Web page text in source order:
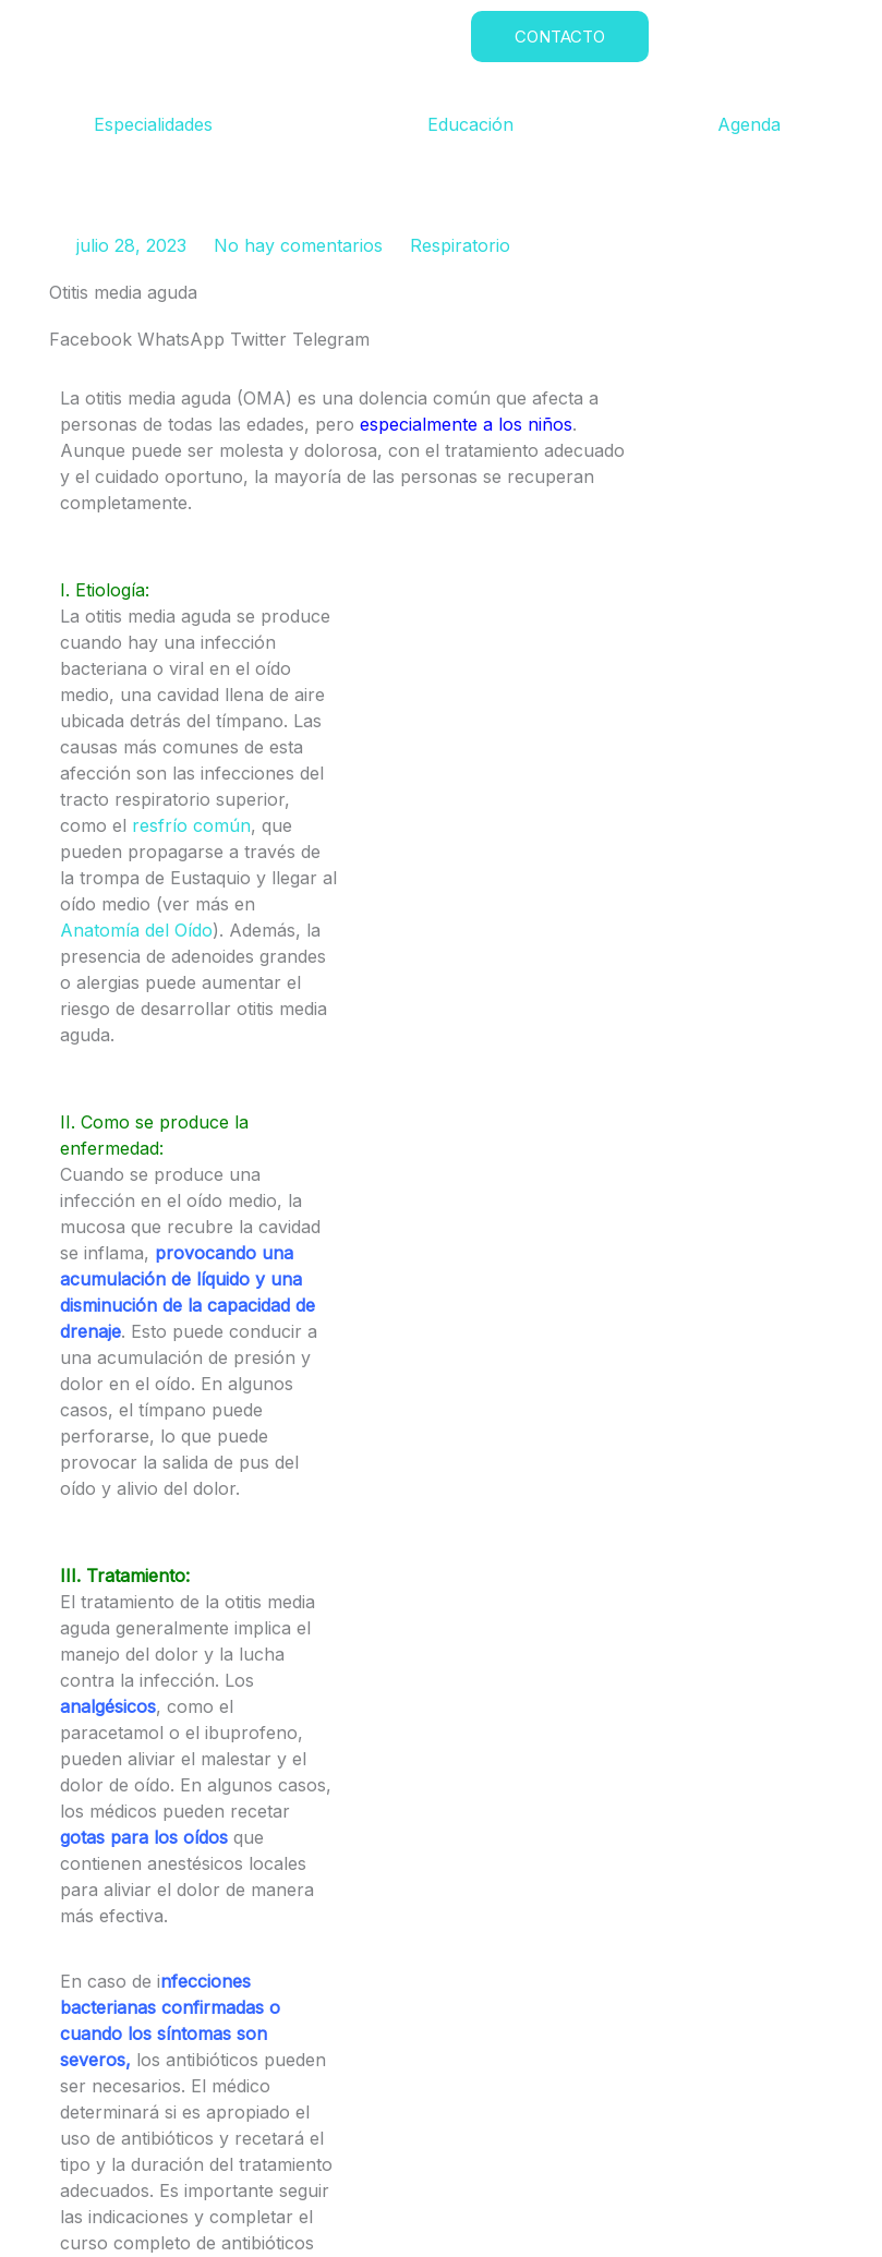
CONTACTO
Especialidades Educación Agenda
julio 28, 2023 No hay comentarios Respiratorio
Otitis media aguda
Facebook WhatsApp Twitter Telegram
La otitis media aguda (OMA) es una dolencia común que afecta a
personas de todas las edades, pero especialmente a los niños.
Aunque puede ser molesta y dolorosa, con el tratamiento adecuado
y el cuidado oportuno, la mayoría de las personas se recuperan
completamente.
I. Etiología:
La otitis media aguda se produce
cuando hay una infección
bacteriana o viral en el oído
medio, una cavidad llena de aire
ubicada detrás del tímpano. Las
causas más comunes de esta
afección son las infecciones del
tracto respiratorio superior,
como el resfrío común, que
pueden propagarse a través de
la trompa de Eustaquio y llegar al
oído medio (ver más en
Anatomía del Oído). Además, la
presencia de adenoides grandes
o alergias puede aumentar el
riesgo de desarrollar otitis media
aguda.
II. Como se produce la
enfermedad:
Cuando se produce una
infección en el oído medio, la
mucosa que recubre la cavidad
se inflama, provocando una
acumulación de líquido y una
disminución de la capacidad de
drenaje. Esto puede conducir a
una acumulación de presión y
dolor en el oído. En algunos
casos, el tímpano puede
perforarse, lo que puede
provocar la salida de pus del
oído y alivio del dolor.
III. Tratamiento:
El tratamiento de la otitis media
aguda generalmente implica el
manejo del dolor y la lucha
contra la infección. Los
analgésicos, como el
paracetamol o el ibuprofeno,
pueden aliviar el malestar y el
dolor de oído. En algunos casos,
los médicos pueden recetar
gotas para los oídos que
contienen anestésicos locales
para aliviar el dolor de manera
más efectiva.
En caso de infecciones
bacterianas confirmadas o
cuando los síntomas son
severos, los antibióticos pueden
ser necesarios. El médico
determinará si es apropiado el
uso de antibióticos y recetará el
tipo y la duración del tratamiento
adecuados. Es importante seguir
las indicaciones y completar el
curso completo de antibióticos